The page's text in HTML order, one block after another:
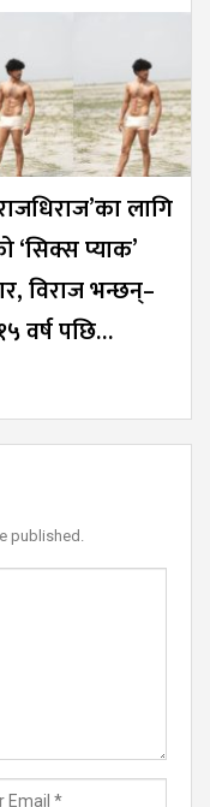
लागि
‘सिक्स प्याक’
विराज भन्छन्–
वर्ष पछि…
published.